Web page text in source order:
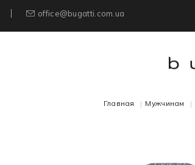
office@bugatti.com.ua
Главная Мужчинам